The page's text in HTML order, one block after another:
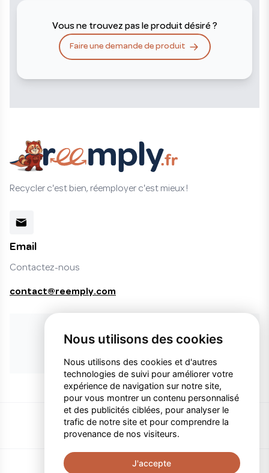
Nous utilisons des cookies
Nous utilisons des cookies et d'autres
technologies de suivi pour améliorer votre
expérience de navigation sur notre site,
pour vous montrer un contenu personnalisé
et des publicités ciblées, pour analyser le
trafic de notre site et pour comprendre la
provenance de nos visiteurs.
J'accepte
Vous ne trouvez pas le produit désiré ?
Faire une demande de produit
Recycler c'est bien, réemployer c'est mieux !
Email
Contactez-nous
contact@reemply.com
Politique de confidentialité